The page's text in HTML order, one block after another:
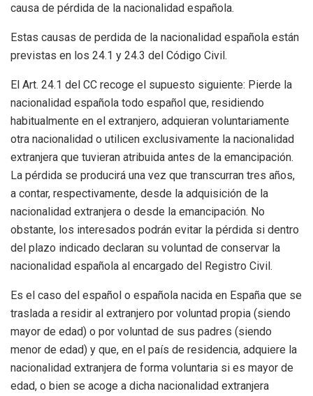
causa de pérdida de la nacionalidad española.
Estas causas de perdida de la nacionalidad española están
previstas en los 24.1 y 24.3 del Código Civil.
El Art. 24.1 del CC recoge el supuesto siguiente: Pierde la
nacionalidad española todo español que, residiendo
habitualmente en el extranjero, adquieran voluntariamente
otra nacionalidad o utilicen exclusivamente la nacionalidad
extranjera que tuvieran atribuida antes de la emancipación.
La pérdida se producirá una vez que transcurran tres años,
a contar, respectivamente, desde la adquisición de la
nacionalidad extranjera o desde la emancipación. No
obstante, los interesados podrán evitar la pérdida si dentro
del plazo indicado declaran su voluntad de conservar la
nacionalidad española al encargado del Registro Civil.
Es el caso del español o española nacida en España que se
traslada a residir al extranjero por voluntad propia (siendo
mayor de edad) o por voluntad de sus padres (siendo
menor de edad) y que, en el país de residencia, adquiere la
nacionalidad extranjera de forma voluntaria si es mayor de
edad, o bien se acoge a dicha nacionalidad extranjera